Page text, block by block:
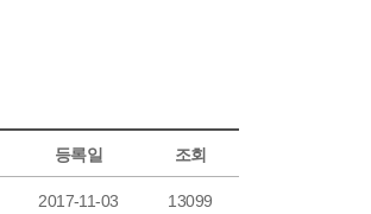
등록일 조회
2017-11-03 13099